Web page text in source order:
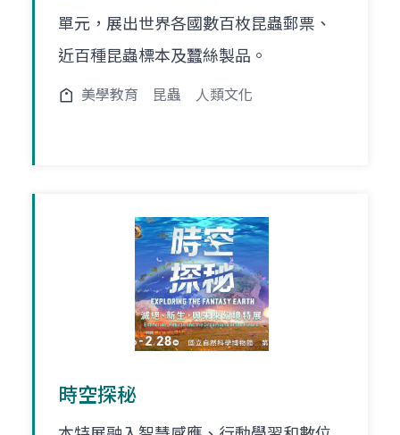
單元，展出世界各國數百枚昆蟲郵票、
近百種昆蟲標本及蠶絲製品。
美學教育 昆蟲 人類文化
時空探秘